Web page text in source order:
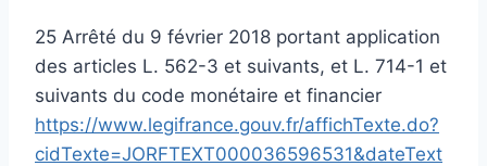
25 Arrêté du 9 février 2018 portant application
des articles L. 562-3 et suivants, et L. 714-1 et
suivants du code monétaire et financier
https://www.legifrance.gouv.fr/affichTexte.do?
cidTexte=JORFTEXT000036596531&dateText